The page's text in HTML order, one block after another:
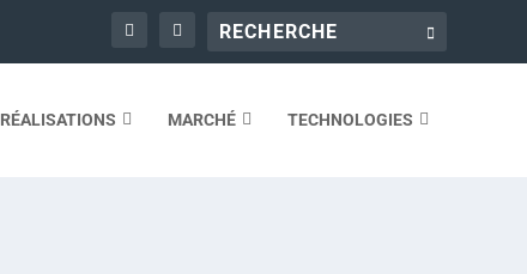
RÉALISATIONS MARCHÉ TECHNOLOGIES